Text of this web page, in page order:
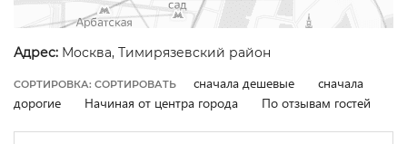
Адрес: Москва, Тимирязевский район
СОРТИРОВКА: СОРТИРОВАТЬ сначала дешевые
сначала
дорогие
Начиная от центра города По отзывам гостей